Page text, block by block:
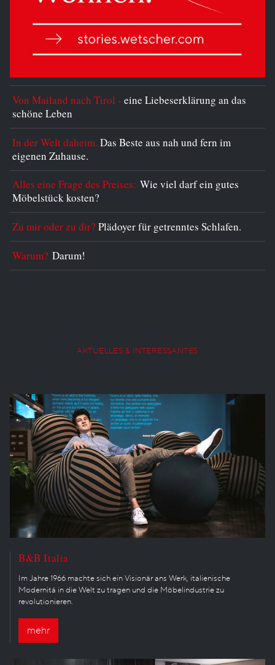
Von Mailand nach Tirol -eine Liebeserklärung an das
schöne Leben
In der Welt daheim.Das Beste aus nah und fern im
eigenen Zuhause.
Alles eine Frage des Preises:Wie viel darf ein gutes
Möbelstück kosten?
Zu mir oder zu dir?Plädoyer für getrenntes Schlafen.
Warum?Darum!
AKTUELLES & INTERESSANTES
B&B Italia
Im Jahre 1966 machte sich ein Visionär ans Werk, italienische
Modernitá in die Welt zu tragen und die Möbelindustrie zu
revolutionieren.
mehr